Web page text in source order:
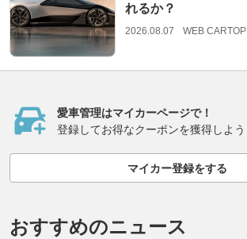
れるか？
2026.08.07 WEB CARTOP
愛車管理はマイカーページで！
登録してお得なクーポンを獲得しよう
マイカー登録をする
おすすめのニュース